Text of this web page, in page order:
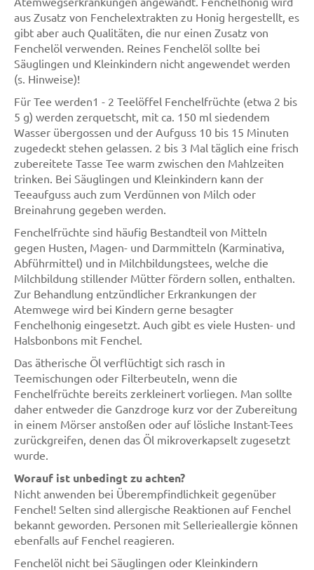
aus Zusatz von Fenchelextrakten zu Honig hergestellt, es
gibt aber auch Qualitäten, die nur einen Zusatz von
Fenchelöl verwenden. Reines Fenchelöl sollte bei
Säuglingen und Kleinkindern nicht angewendet werden
(s. Hinweise)!
Für Tee werden1 - 2 Teelöffel Fenchelfrüchte (etwa 2 bis
5 g) werden zerquetscht, mit ca. 150 ml siedendem
Wasser übergossen und der Aufguss 10 bis 15 Minuten
zugedeckt stehen gelassen. 2 bis 3 Mal täglich eine frisch
zubereitete Tasse Tee warm zwischen den Mahlzeiten
trinken. Bei Säuglingen und Kleinkindern kann der
Teeaufguss auch zum Verdünnen von Milch oder
Breinahrung gegeben werden.
Fenchelfrüchte sind häufig Bestandteil von Mitteln
gegen Husten, Magen- und Darmmitteln (Karminativa,
Abführmittel) und in Milchbildungstees, welche die
Milchbildung stillender Mütter fördern sollen, enthalten.
Zur Behandlung entzündlicher Erkrankungen der
Atemwege wird bei Kindern gerne besagter
Fenchelhonig eingesetzt. Auch gibt es viele Husten- und
Halsbonbons mit Fenchel.
Das ätherische Öl verflüchtigt sich rasch in
Teemischungen oder Filterbeuteln, wenn die
Fenchelfrüchte bereits zerkleinert vorliegen. Man sollte
daher entweder die Ganzdroge kurz vor der Zubereitung
in einem Mörser anstoßen oder auf lösliche Instant-Tees
zurückgreifen, denen das Öl mikroverkapselt zugesetzt
wurde.
Worauf ist unbedingt zu achten?
Nicht anwenden bei Überempfindlichkeit gegenüber
Fenchel! Selten sind allergische Reaktionen auf Fenchel
bekannt geworden. Personen mit Sellerieallergie können
ebenfalls auf Fenchel reagieren.
Fenchelöl nicht bei Säuglingen oder Kleinkindern